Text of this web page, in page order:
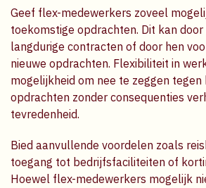
Geef flex-medewerkers zoveel
toekomstige opdrachten. Dit kan
langdurige contracten of door hen
nieuwe opdrachten. Flexibiliteit in
mogelijkheid om nee te zeggen tegen
opdrachten zonder consequenties
tevredenheid.
Bied aanvullende voordelen zoals
toegang tot bedrijfsfaciliteiten of
Hoewel flex-medewerkers mogelijk